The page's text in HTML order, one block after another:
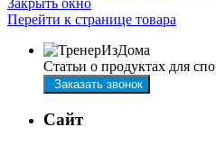
Перейти к странице товара
Статьи о продуктах для
Заказать звонок
Сайт